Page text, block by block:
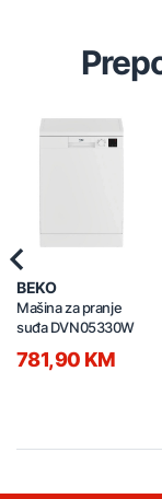
BEKO
Mašina za pranje
suđa DVN05330W
781,90 KM
Previous